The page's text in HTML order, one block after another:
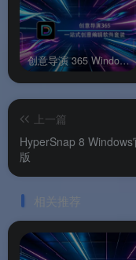
能，方便进行
🔧镜头畸变校
件，一键校正
🌐360° 全景处
格式的导入和编
📦批量处理
创意导演 365 Windows官方版
上一篇
HyperSnap 8 Windows
版
相关推荐